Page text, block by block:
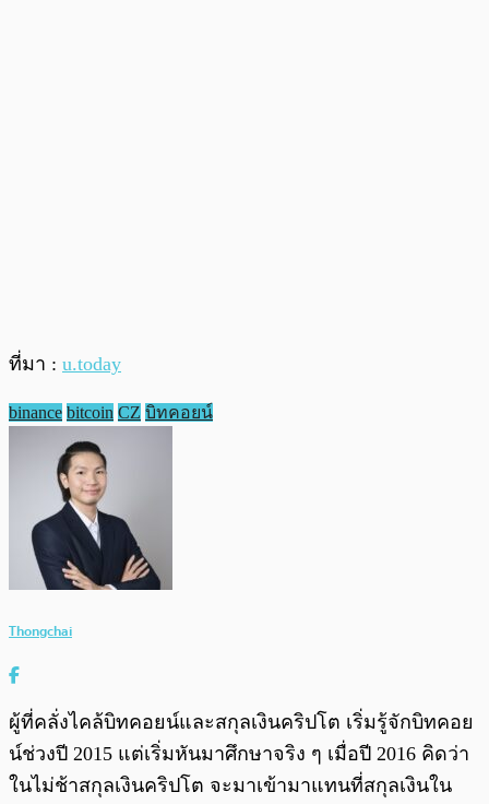
ที่มา : u.today
binance bitcoin CZ บิทคอยน์
Thongchai
ผู้ที่คลั่งไคล้บิทคอยน์และสกุลเงินคริปโต เริ่มรู้จักบิทคอย
น์ช่วงปี 2015 แต่เริ่มหันมาศึกษาจริง ๆ เมื่อปี 2016 คิดว่า
ในไม่ช้าสกุลเงินคริปโต จะมาเข้ามาแทนที่สกุลเงินใน